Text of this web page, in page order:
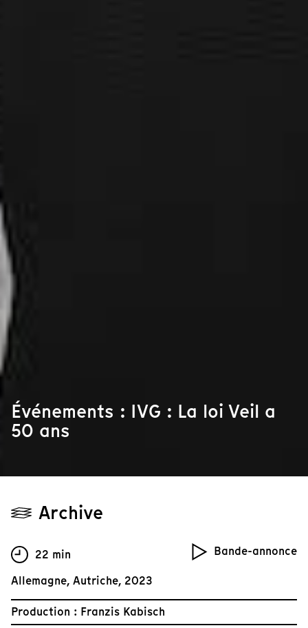
Événements : IVG : La loi Veil a
50 ans
Archive
Bande-annonce
22 min
Allemagne, Autriche, 2023
Production : Franzis Kabisch